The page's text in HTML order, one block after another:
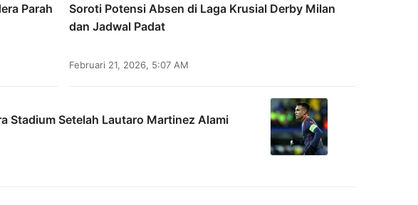
Parah
Soroti Potensi Absen di Laga Krusial Derby Milan
dan Jadwal Padat
Februari 21, 2026, 5:07 AM
Stadium Setelah Lautaro Martinez Alami